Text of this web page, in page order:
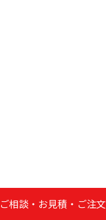
ご相談・お見積・ご注文